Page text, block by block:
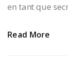
en tant que
Read More